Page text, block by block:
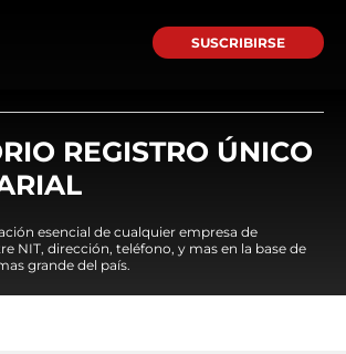
SUSCRIBIRSE
REGISTRO ÚNICO
esencial de cualquier empresa de
NIT, dirección, teléfono, y mas en la base de
grande del país.